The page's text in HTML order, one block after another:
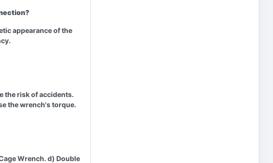
appearance of the
the risk of accidents.
the wrench's torque.
Wrench. d) Double